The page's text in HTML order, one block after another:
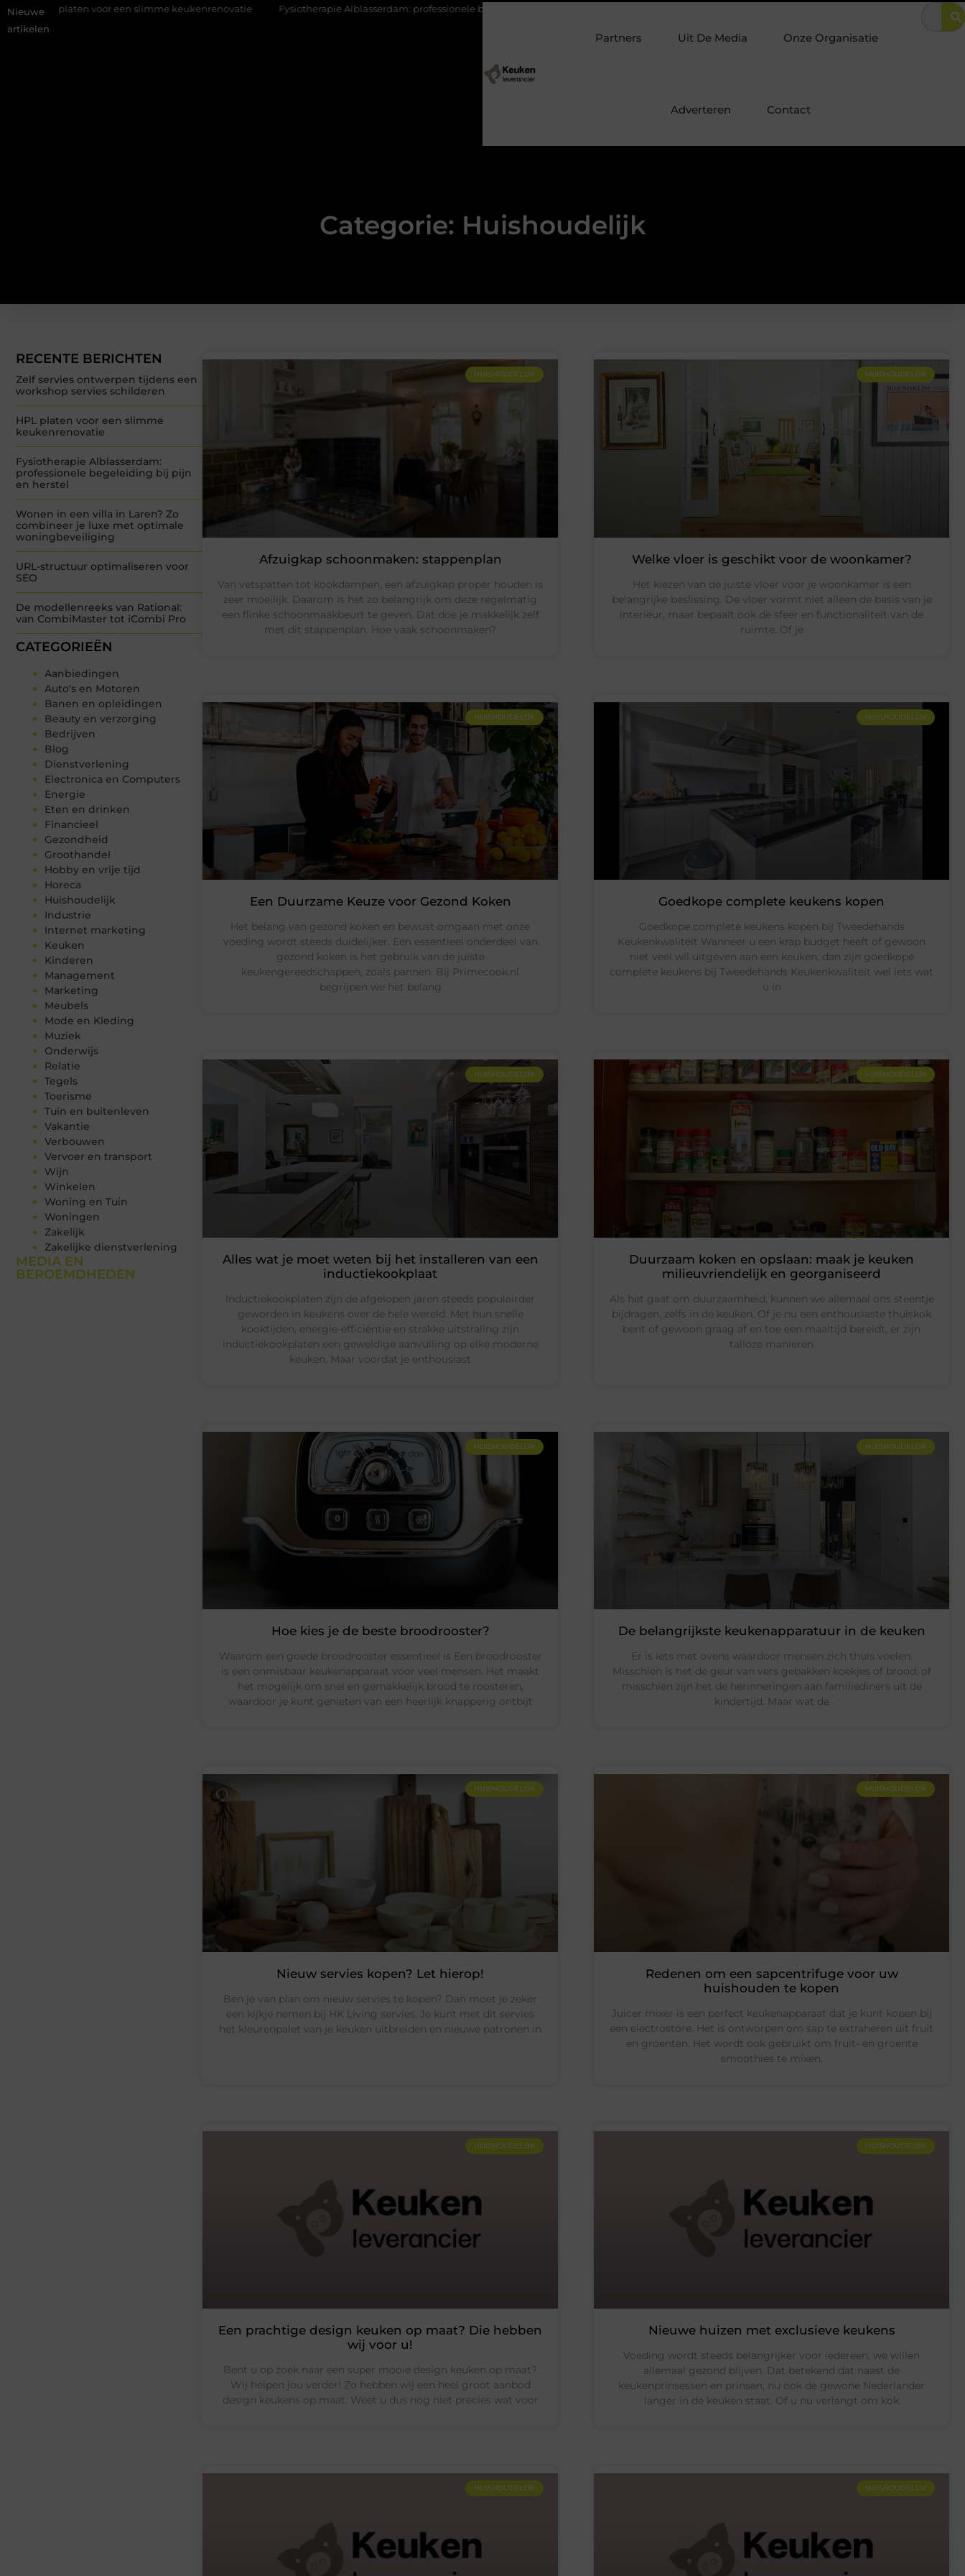
Nieuwe
artikelen
voor een slimme keukenrenovatie Fysiotherapie Alblasserdam: professionele begeleiding bij pijn en herstel
Partners Uit De Media Onze Organisatie
Adverteren Contact
Categorie: Huishoudelijk
RECENTE BERICHTEN
Zelf servies ontwerpen tijdens een
workshop servies schilderen
HPL platen voor een slimme
keukenrenovatie
Fysiotherapie Alblasserdam:
professionele begeleiding bij pijn
en herstel
Wonen in een villa in Laren? Zo
combineer je luxe met optimale
woningbeveiliging
URL-structuur optimaliseren voor
SEO
De modellenreeks van Rational:
van CombiMaster tot iCombi Pro
CATEGORIEËN
Aanbiedingen
Auto's en Motoren
Banen en opleidingen
Beauty en verzorging
Bedrijven
Blog
Dienstverlening
Electronica en Computers
Energie
Eten en drinken
Financieel
Gezondheid
Groothandel
Hobby en vrije tijd
Horeca
Huishoudelijk
Industrie
Internet marketing
Keuken
Kinderen
Management
Marketing
Meubels
Mode en Kleding
Muziek
Onderwijs
Relatie
Tegels
Toerisme
Tuin en buitenleven
Vakantie
Verbouwen
Vervoer en transport
Wijn
Winkelen
Woning en Tuin
Woningen
Zakelijk
Zakelijke dienstverlening
MEDIA EN
BEROEMDHEDEN
HUISHOUDELIJK
Afzuigkap schoonmaken: stappenplan
Van vetspatten tot kookdampen, een afzuigkap proper houden is
zeer moeilijk. Daarom is het zo belangrijk om deze regelmatig
een flinke schoonmaakbeurt te geven. Dat doe je makkelijk zelf
met dit stappenplan. Hoe vaak schoonmaken?
HUISHOUDELIJK
Welke vloer is geschikt voor de woonkamer?
Het kiezen van de juiste vloer voor je woonkamer is een
belangrijke beslissing. De vloer vormt niet alleen de basis van je
interieur, maar bepaalt ook de sfeer en functionaliteit van de
ruimte. Of je
HUISHOUDELIJK
Een Duurzame Keuze voor Gezond Koken
Het belang van gezond koken en bewust omgaan met onze
voeding wordt steeds duidelijker. Een essentieel onderdeel van
gezond koken is het gebruik van de juiste
keukengereedschappen, zoals pannen. Bij Primecook.nl
begrijpen we het belang
HUISHOUDELIJK
Goedkope complete keukens kopen
Goedkope complete keukens kopen bij Tweedehands
Keukenkwaliteit Wanneer u een krap budget heeft of gewoon
niet veel wil uitgeven aan een keuken, dan zijn goedkope
complete keukens bij Tweedehands Keukenkwaliteit wel iets wat
u in
HUISHOUDELIJK
Alles wat je moet weten bij het installeren van een
inductiekookplaat
Inductiekookplaten zijn de afgelopen jaren steeds populairder
geworden in keukens over de hele wereld. Met hun snelle
kooktijden, energie-efficiëntie en strakke uitstraling zijn
inductiekookplaten een geweldige aanvulling op elke moderne
keuken. Maar voordat je enthousiast
HUISHOUDELIJK
Duurzaam koken en opslaan: maak je keuken
milieuvriendelijk en georganiseerd
Als het gaat om duurzaamheid, kunnen we allemaal ons steentje
bijdragen, zelfs in de keuken. Of je nu een enthousiaste thuiskok
bent of gewoon graag af en toe een maaltijd bereidt, er zijn
talloze manieren
HUISHOUDELIJK
Hoe kies je de beste broodrooster?
Waarom een goede broodrooster essentieel is Een broodrooster
is een onmisbaar keukenapparaat voor veel mensen. Het maakt
het mogelijk om snel en gemakkelijk brood te roosteren,
waardoor je kunt genieten van een heerlijk knapperig ontbijt
HUISHOUDELIJK
De belangrijkste keukenapparatuur in de keuken
Er is iets met ovens waardoor mensen zich thuis voelen.
Misschien is het de geur van vers gebakken koekjes of brood, of
misschien zijn het de herinneringen aan familiediners uit de
kindertijd. Maar wat de
HUISHOUDELIJK
Nieuw servies kopen? Let hierop!
Ben je van plan om nieuw servies te kopen? Dan moet je zeker
een kijkje nemen bij HK Living servies. Je kunt met dit servies
het kleurenpalet van je keuken uitbreiden en nieuwe patronen in
HUISHOUDELIJK
Redenen om een ​​sapcentrifuge voor uw
huishouden te kopen
Juicer mixer is een perfect keukenapparaat dat je kunt kopen bij
een electrostore. Het is ontworpen om sap te extraheren uit fruit
en groenten. Het wordt ook gebruikt om fruit- en groente
smoothies te mixen.
HUISHOUDELIJK
Een prachtige design keuken op maat? Die hebben
wij voor u!
Bent u op zoek naar een super mooie design keuken op maat?
Wij helpen jou verder! Zo hebben wij een heel groot aanbod
design keukens op maat. Weet u dus nog niet precies wat voor
HUISHOUDELIJK
Nieuwe huizen met exclusieve keukens
Voeding wordt steeds belangrijker voor iedereen, we willen
allemaal gezond blijven. Dat betekend dat naast de
keukenprinsessen en prinsen, nu ook de gewone Nederlander
langer in de keuken staat. Of u nu verlangt om kok
HUISHOUDELIJK HUISHOUDELIJK